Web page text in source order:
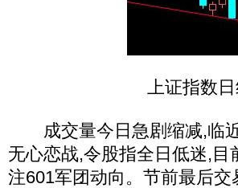
上证指数
成交量今日急剧缩减,临近
无心恋战,令股指全日低迷,
注601军团动向。节前最后